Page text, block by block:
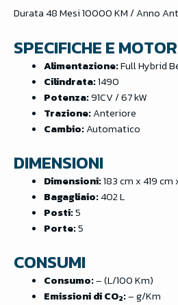
Durata 48 Mesi 10000 KM / Anno
SPECIFICHE E
Alimentazione:Full Hybrid
Cilindrata:1490
Potenza:91CV / 67 kW
Trazione:Anteriore
Cambio:Automatico
DIMENSIONI
Dimensioni:183 cm x 419 cm
Bagagliaio:402 L
Posti:5
Porte:5
CONSUMI
Consumo:– (L/100 Km)
Emissioni di CO2:– g/Km